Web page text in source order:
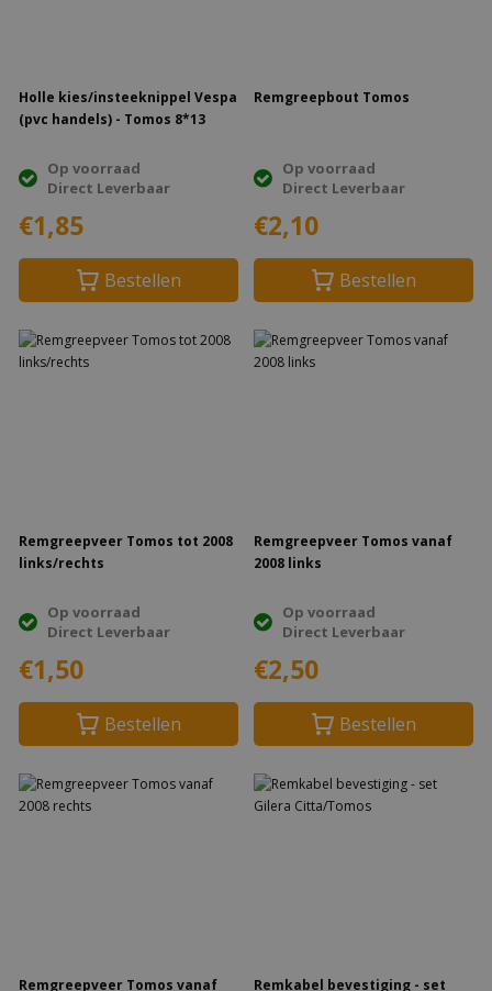
Holle kies/insteeknippel Vespa
(pvc handels) - Tomos 8*13
Op voorraad
Direct Leverbaar
€1,85
Bestellen
Remgreepbout Tomos
Op voorraad
Direct Leverbaar
€2,10
Bestellen
Remgreepveer Tomos tot 2008
links/rechts
Op voorraad
Direct Leverbaar
€1,50
Bestellen
Remgreepveer Tomos vanaf
2008 links
Op voorraad
Direct Leverbaar
€2,50
Bestellen
Remgreepveer Tomos vanaf Remkabel bevestiging - set